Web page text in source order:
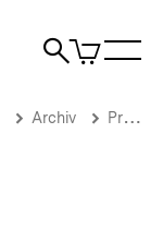
Suche
Artikel
im
Archiv Pressemitteilungen 2010